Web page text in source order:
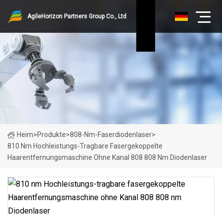
AgileHorizon Partners Group Co., Ltd
Heim>Produkte>808-Nm-Faserdiodenlaser>
810 Nm Hochleistungs-Tragbare Fasergekoppelte
Haarentfernungsmaschine Ohne Kanal 808 808 Nm Diodenlaser